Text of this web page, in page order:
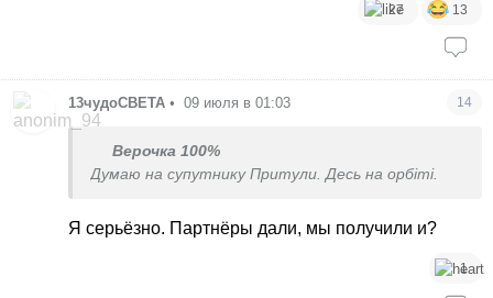
27 13
13чудоСВЕТА • 09 июля в 01:03 14
Верочка 100%
Думаю на супутнику Притули. Десь на орбіті.
Я серьёзно. Партнёры дали, мы получили и?
1